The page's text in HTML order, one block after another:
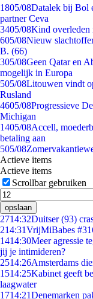
1805/08Datalek bij Bol
partner Ceva
3405/08Kind overleden
605/08Nieuw
B. (66)
305/08Geen Qatar en
mogelijk in Europa
505/08Litouwen vindt
Rusland
4605/08Progressieve
Michigan
1405/08Accell,
betaling aan
505/08
Actieve items
Actieve items
Scrollbar gebruiken
opslaan
2714:32Duitser (93)
214:31VrijMiBabes
1414:30Meer agressie
jij je intimideren?
2514:26Amsterdams
1514:25Kabinet geeft
laagwater
1714:21Denemarken